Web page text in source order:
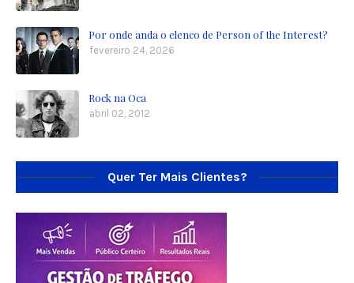
Por onde anda o elenco de Person of the Interest?
fevereiro 24, 2026
Rock na Oca
abril 02, 2012
Quer Ter Mais Clientes?